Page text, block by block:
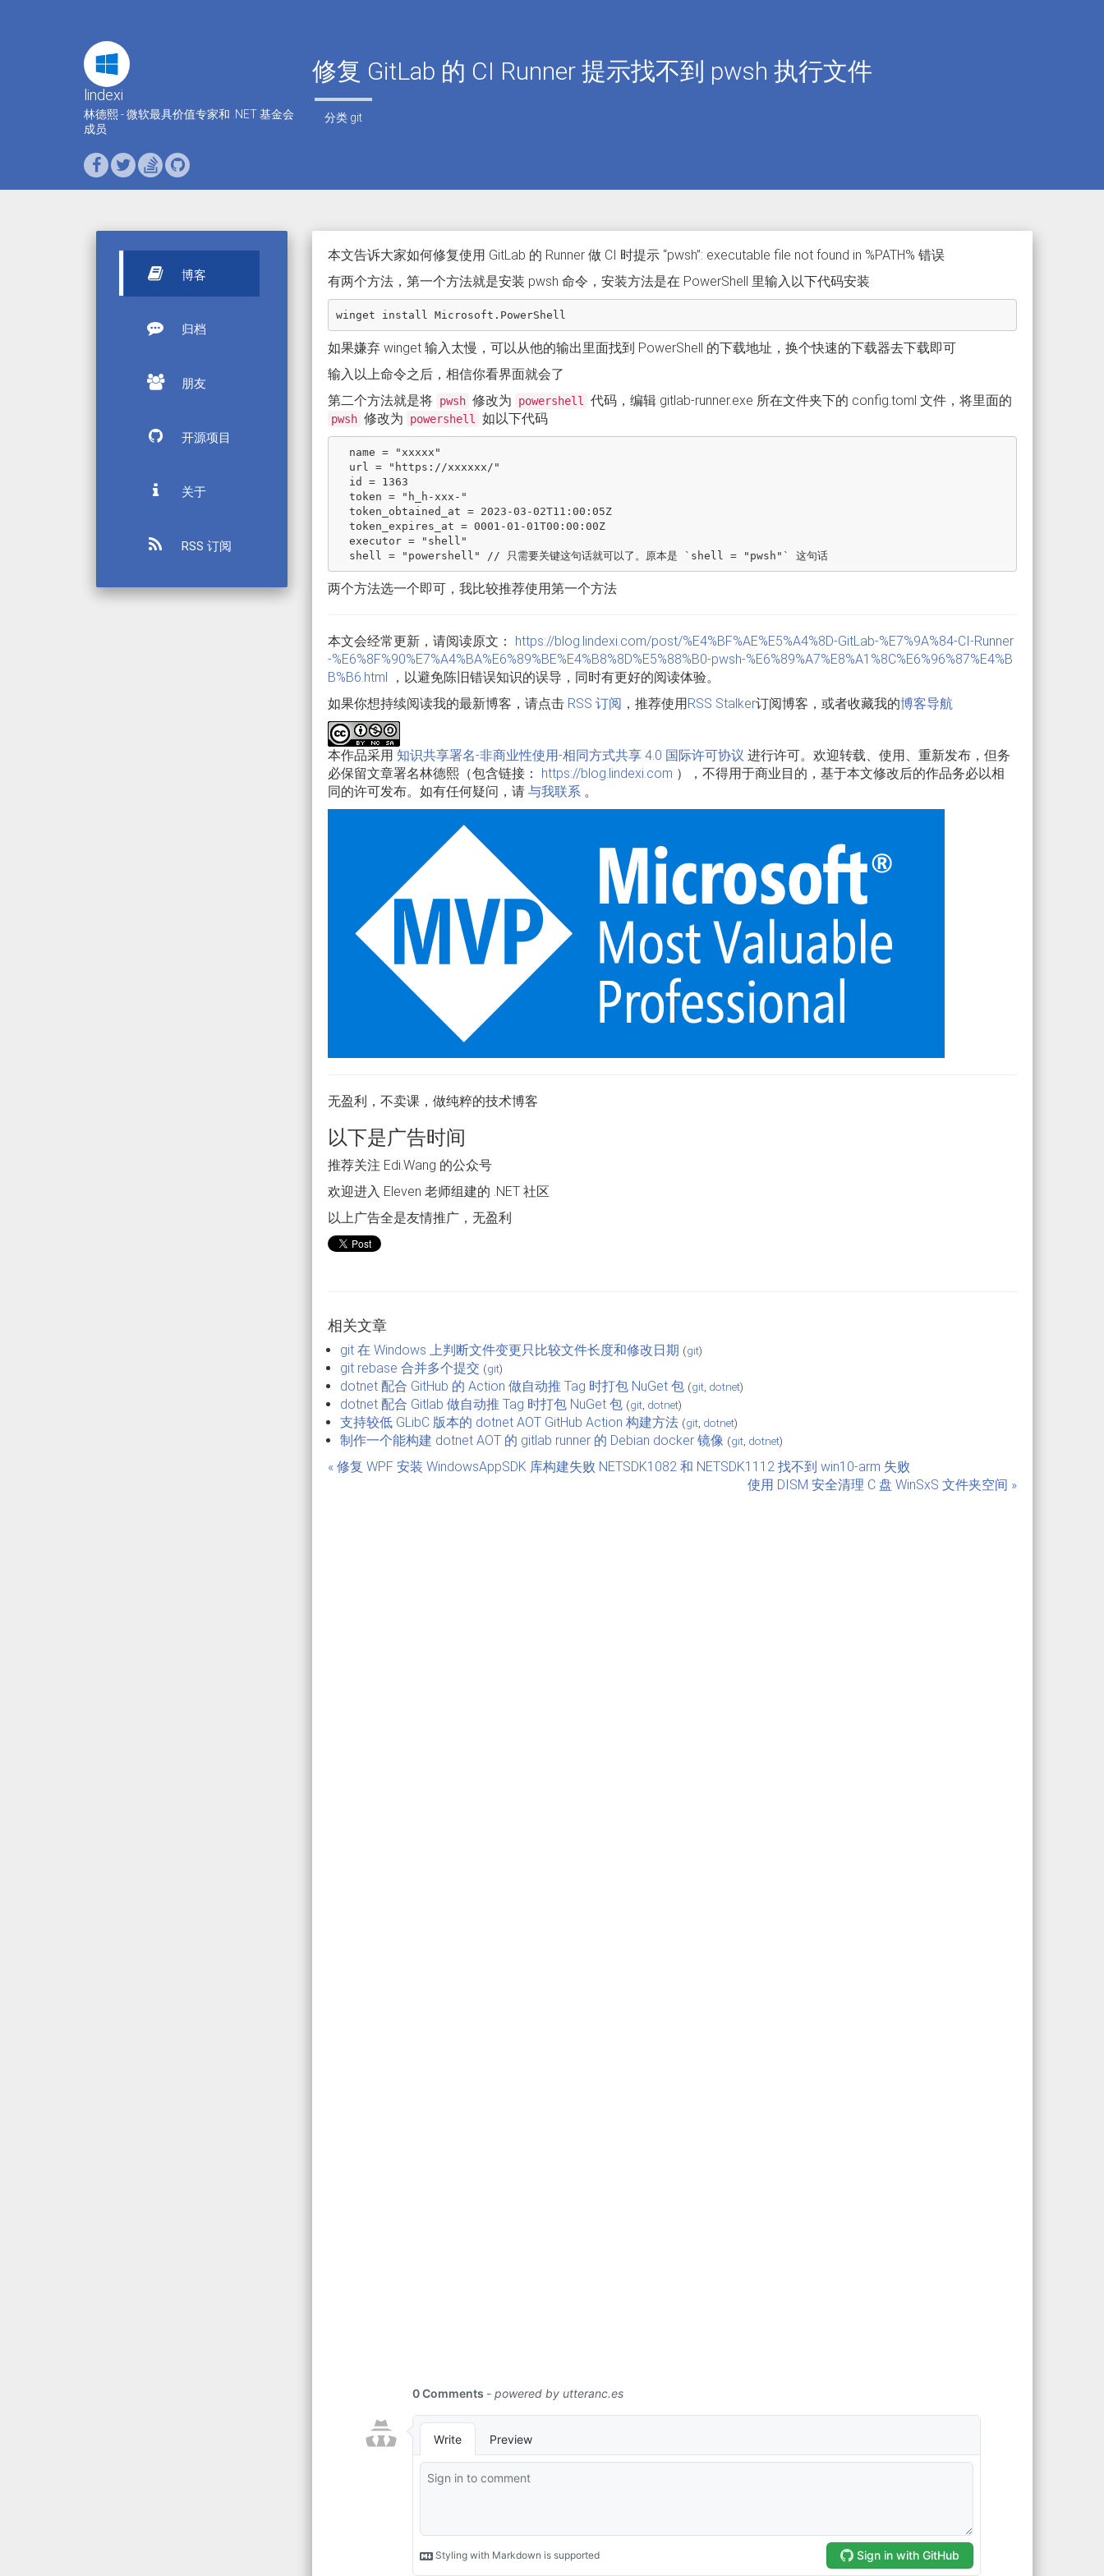
lindexi
林德熙 - 微软最具价值专家和 .NET 基金会
成员
修复 GitLab 的 CI Runner 提示找不到 pwsh 执行文件
分类 git
博客
归档
朋友
开源项目
关于
RSS 订阅
本文告诉大家如何修复使用 GitLab 的 Runner 做 CI 时提示 “pwsh”: executable file not found in %PATH% 错误
有两个方法，第一个方法就是安装 pwsh 命令，安装方法是在 PowerShell 里输入以下代码安装
如果嫌弃 winget 输入太慢，可以从他的输出里面找到 PowerShell 的下载地址，换个快速的下载器去下载即可
输入以上命令之后，相信你看界面就会了
第二个方法就是将 pwsh 修改为 powershell 代码，编辑 gitlab-runner.exe 所在文件夹下的 config.toml 文件，将里面的
pwsh 修改为 powershell 如以下代码
两个方法选一个即可，我比较推荐使用第一个方法
本文会经常更新，请阅读原文： https://blog.lindexi.com/post/%E4%BF%AE%E5%A4%8D-GitLab-%E7%9A%84-CI-Runner
-%E6%8F%90%E7%A4%BA%E6%89%BE%E4%B8%8D%E5%88%B0-pwsh-%E6%89%A7%E8%A1%8C%E6%96%87%E4%B
B%B6.html ，以避免陈旧错误知识的误导，同时有更好的阅读体验。
如果你想持续阅读我的最新博客，请点击 RSS 订阅 ，推荐使用RSS Stalker订阅博客，或者收藏我的博客导航
本作品采用 知识共享署名-非商业性使用-相同方式共享 4.0 国际许可协议 进行许可。欢迎转载、使用、重新发布，但务
必保留文章署名林德熙（包含链接： https://blog.lindexi.com ），不得用于商业目的，基于本文修改后的作品务必以相
同的许可发布。如有任何疑问，请 与我联系。
无盈利，不卖课，做纯粹的技术博客
以下是广告时间
推荐关注 Edi.Wang 的公众号
欢迎进入 Eleven 老师组建的 .NET 社区
以上广告全是友情推广，无盈利
相关文章
git 在 Windows 上判断文件变更只比较文件长度和修改日期 (git)
git rebase 合并多个提交 (git)
dotnet 配合 GitHub 的 Action 做自动推 Tag 时打包 NuGet 包 (git, dotnet)
dotnet 配合 Gitlab 做自动推 Tag 时打包 NuGet 包 (git, dotnet)
支持较低 GLibC 版本的 dotnet AOT GitHub Action 构建方法 (git, dotnet)
制作一个能构建 dotnet AOT 的 gitlab runner 的 Debian docker 镜像 (git, dotnet)
« 修复 WPF 安装 WindowsAppSDK 库构建失败 NETSDK1082 和 NETSDK1112 找不到 win10-arm 失败
使用 DISM 安全清理 C 盘 WinSxS 文件夹空间 »